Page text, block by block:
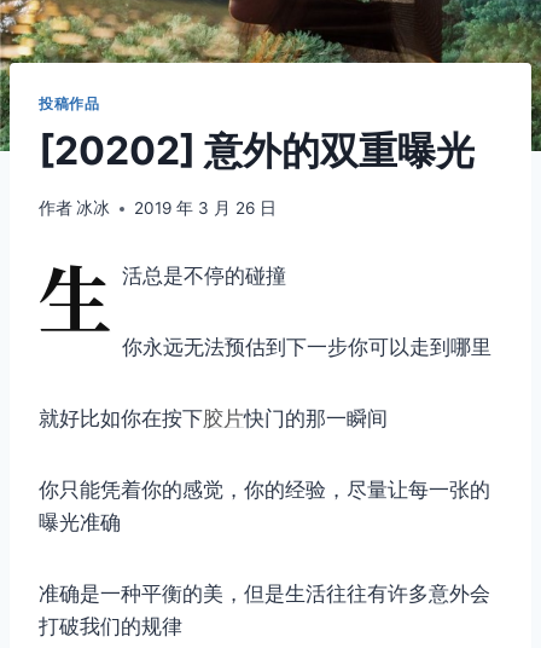
投稿作品
[20202] 意外的双重曝光
作者 冰冰 2019 年 3 月 26 日
生 活总是不停的碰撞
你永远无法预估到下一步你可以走到哪里
就好比如你在按下胶片快门的那一瞬间
你只能凭着你的感觉，你的经验，尽量让每一张的
曝光准确
准确是一种平衡的美，但是生活往往有许多意外会
打破我们的规律